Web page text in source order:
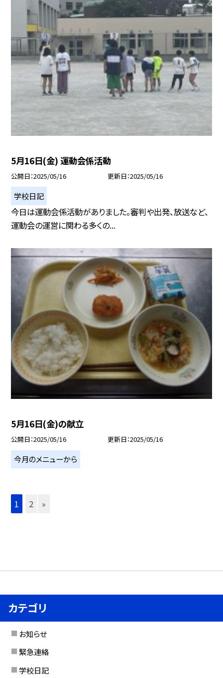
5月16日(金) 運動会係活動
公開日 2025/05/16 更新日 2025/05/16
学校日記
今日は運動会係活動がありました。審判や出発、放送など、
運動会の運営に関わる多くの...
5月16日(金)の献立
公開日 2025/05/16 更新日 2025/05/16
今月のメニューから
1 2 »
カテゴリ
お知らせ
緊急連絡
学校日記